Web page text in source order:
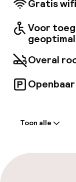
de goed
nabijheid van
Centre
omvatten
internationale
Gratis wifi
Voor
Overal
Toon alle